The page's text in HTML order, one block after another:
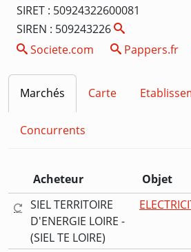
SIRET : 50924322600081
SIREN : 509243226
Societe.com
Pappers.fr
Marchés Carte
Concurrents
Acheteur Objet
SIEL TERRITOIRE
D'ENERGIE LOIRE -
(SIEL TE LOIRE)